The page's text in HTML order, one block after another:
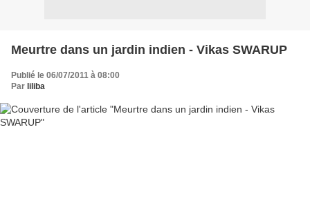
Meurtre dans un jardin indien - Vikas SWARUP
Publié le 06/07/2011 à 08:00
Par liliba